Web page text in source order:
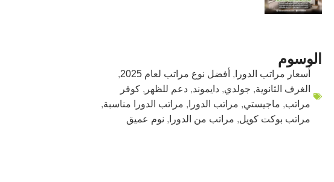
الوسوم
أسعار مراتب الدورا , أفضل نوع مراتب لعام 2025
,
الغرف الثانوية, جولدي, دايموند, دعم للظهر , كوفر
مراتب, ماجيستي, مراتب الدورا , مراتب الدورا مناسبة,
مراتب بوكت كويل, مراتب من الدورا , نوم عميق